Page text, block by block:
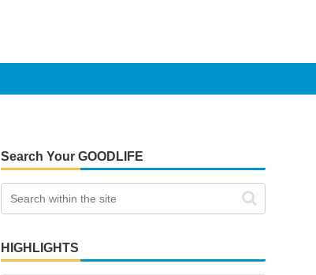
Search Your GOODLIFE
HIGHLIGHTS